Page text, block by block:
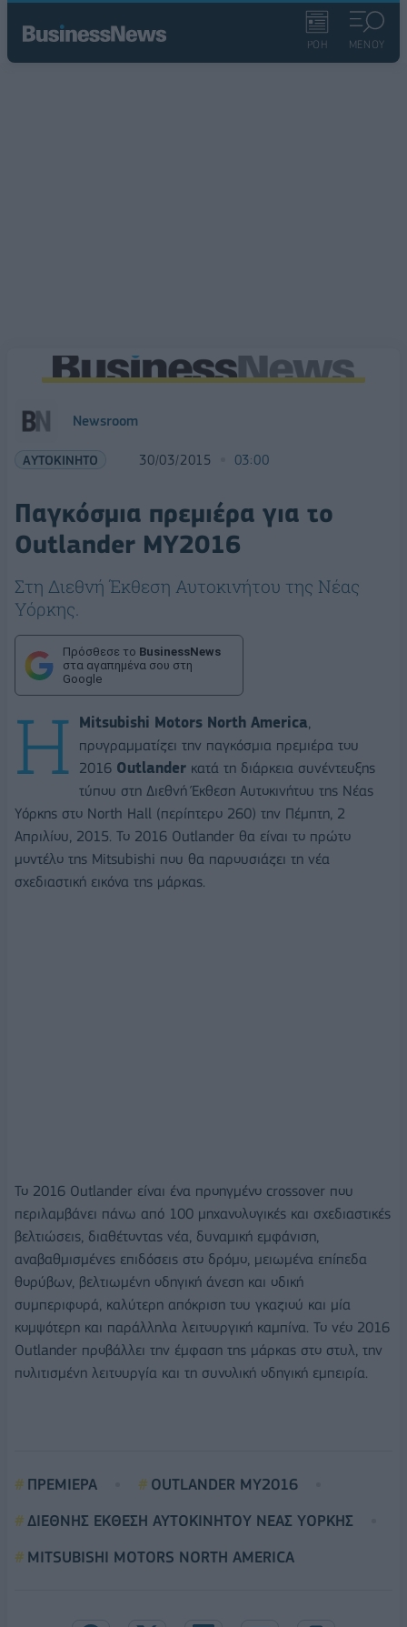
ΡΟΗ ΜΕΝΟΥ
Newsroom
ΑΥΤΟΚΙΝΗΤΟ 30/03/2015 03:00
Παγκόσμια πρεμιέρα για το
Outlander ΜΥ2016
Στη Διεθνή Έκθεση Αυτοκινήτου της Νέας
Υόρκης.
Πρόσθεσε το BusinessNews
στα αγαπημένα σου στη
Google
Η Mitsubishi Motors North America
προγραμματίζει την παγκόσμια πρεμιέρα του
2016 Outlander κατά τη διάρκεια συνέντευξης
τύπου στη Διεθνή Έκθεση Αυτοκινήτου της Νέας
Υόρκης στο North Hall (περίπτερο 260) την Πέμπτη, 2
Απριλίου, 2015. Το 2016 Outlander θα είναι το πρώτο
μοντέλο της Mitsubishi που θα παρουσιάζει τη νέα
σχεδιαστική εικόνα της μάρκας.
Το 2016 Outlander είναι ένα προηγμένο crossover που
περιλαμβάνει πάνω από 100 μηχανολογικές και σχεδιαστικές
βελτιώσεις, διαθέτοντας νέα, δυναμική εμφάνιση,
αναβαθμισμένες επιδόσεις στο δρόμο, μειωμένα επίπεδα
θορύβων, βελτιωμένη οδηγική άνεση και οδική
συμπεριφορά, καλύτερη απόκριση του γκαζιού και μία
κομψότερη και παράλληλα λειτουργική καμπίνα. Το νέο 2016
Outlander προβάλλει την έμφαση της μάρκας στο στυλ, την
πολιτισμένη λειτουργία και τη συνολική οδηγική εμπειρία.
ΠΡΕΜΙΕΡΑ
OUTLANDER ΜΥ2016
ΔΙΕΘΝΗΣ ΕΚΘΕΣΗ ΑΥΤΟΚΙΝΗΤΟΥ ΝΕΑΣ ΥΟΡΚΗΣ
MITSUBISHI MOTORS NORTH AMERICA